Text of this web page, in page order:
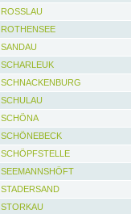
ROSSLAU
ROTHENSEE
SANDAU
SCHARLEUK
SCHNACKENBURG
SCHULAU
SCHÖNA
SCHÖNEBECK
SCHÖPFSTELLE
SEEMANNSHÖFT
STADERSAND
STORKAU